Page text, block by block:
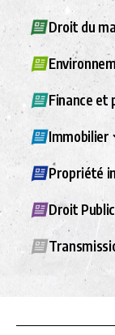
Droit du
Finance et
Immobilier
Propriété
Droit Public